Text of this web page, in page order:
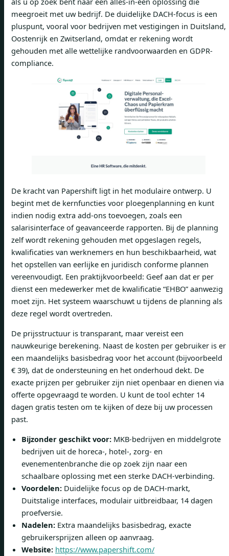
meegroeit met uw bedrijf. De duidelijke DACH-focus is een
pluspunt, vooral voor bedrijven met vestigingen in Duitsland,
Oostenrijk en Zwitserland, omdat er rekening wordt
gehouden met alle wettelijke randvoorwaarden en GDPR-
compliance.
De kracht van Papershift ligt in het modulaire ontwerp. U
begint met de kernfuncties voor ploegenplanning en kunt
indien nodig extra add-ons toevoegen, zoals een
salarisinterface of geavanceerde rapporten. Bij de planning
zelf wordt rekening gehouden met opgeslagen regels,
kwalificaties van werknemers en hun beschikbaarheid, wat
het opstellen van eerlijke en juridisch conforme plannen
vereenvoudigt. Een praktijkvoorbeeld: Geef aan dat er per
dienst een medewerker met de kwalificatie “EHBO” aanwezig
moet zijn. Het systeem waarschuwt u tijdens de planning als
deze regel wordt overtreden.
De prijsstructuur is transparant, maar vereist een
nauwkeurige berekening. Naast de kosten per gebruiker is er
een maandelijks basisbedrag voor het account (bijvoorbeeld
€ 39), dat de ondersteuning en het onderhoud dekt. De
exacte prijzen per gebruiker zijn niet openbaar en dienen via
offerte opgevraagd te worden. U kunt de tool echter 14
dagen gratis testen om te kijken of deze bij uw processen
past.
Bijzonder geschikt voor: MKB-bedrijven en middelgrote
bedrijven uit de horeca-, hotel-, zorg- en
evenementenbranche die op zoek zijn naar een
schaalbare oplossing met een sterke DACH-verbinding.
Voordelen: Duidelijke focus op de DACH-markt,
Duitstalige interfaces, modulair uitbreidbaar, 14 dagen
proefversie.
Nadelen: Extra maandelijks basisbedrag, exacte
gebruikersprijzen alleen op aanvraag.
Website: https://www.papershift.com/